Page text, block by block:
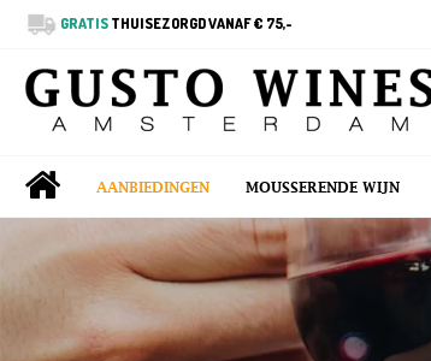
GRATIS THUISEZORGD VANAF € 75,-
AANBIEDINGEN MOUSSERENDE WIJN